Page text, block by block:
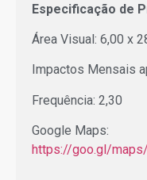
Especificação de
Área Visual: 6,00 x
Impactos Mensais
Frequência: 2,30
Google Maps:
https://goo.gl/